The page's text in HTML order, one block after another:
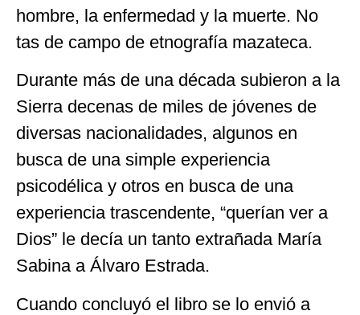
hombre, la enfermedad y la muerte. No
tas de campo de etnografía mazateca.
Durante más de una década subieron a la
Sierra decenas de miles de jóvenes de
diversas nacionalidades, algunos en
busca de una simple experiencia
psicodélica y otros en busca de una
experiencia trascendente, “querían ver a
Dios” le decía un tanto extrañada María
Sabina a Álvaro Estrada.
Cuando concluyó el libro se lo envió a